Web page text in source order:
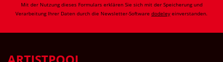
Mit der Nutzung dieses Formulars erklären Sie sich mit der Speicherung und
Verarbeitung Ihrer Daten durch die Newsletter-Software dodeley einverstanden.